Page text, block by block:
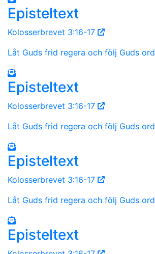
Episteltext
Kolosserbrevet 3:16-17
Låt Guds frid regera och följ Guds ord
Episteltext
Kolosserbrevet 3:16-17
Låt Guds frid regera och följ Guds ord
Episteltext
Kolosserbrevet 3:16-17
Låt Guds frid regera och följ Guds ord
Episteltext